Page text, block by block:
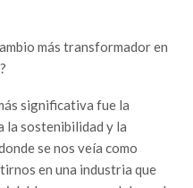
más transformador en
significativa fue la
la sostenibilidad y la
se nos veía como
en una industria que